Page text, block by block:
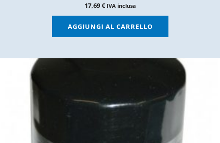
17,69€ IVA inclusa
AGGIUNGI AL CARRELLO